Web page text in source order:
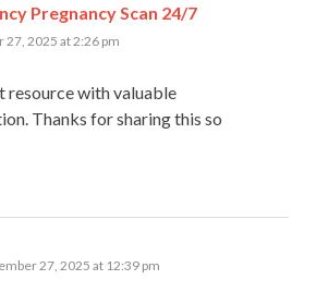
Pregnancy Scan 24/7
27, 2025 at 2:26 pm
resource with valuable
Thanks for sharing this so
27, 2025 at 12:39 pm